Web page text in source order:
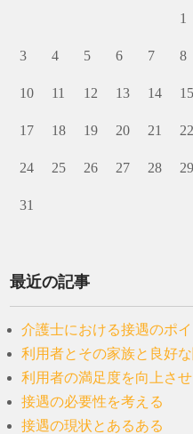
1
3 4 5 6 7 8
10 11 12 13 14 15
17 18 19 20 21 22
24 25 26 27 28 29
31
最近の記事
介護士における接遇のポイ
利用者とその家族と良好
利用者の満足度を向上さ
接遇の必要性を考える
接遇の現状とあるある